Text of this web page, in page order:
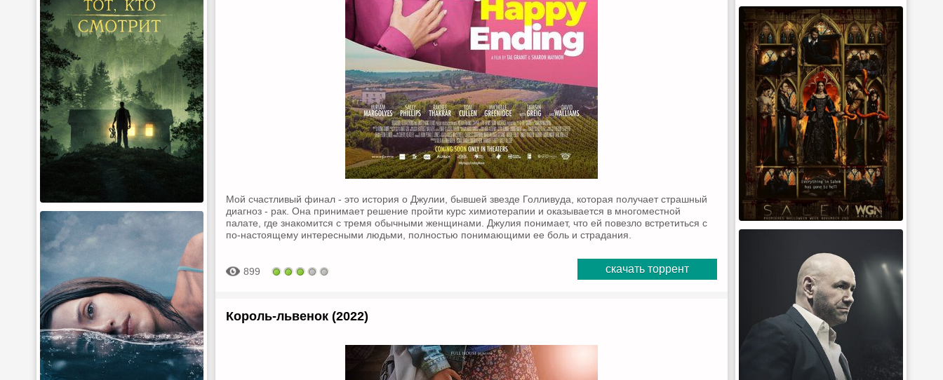
Мой счастливый финал - это история о Джулии, бывшей звезде Голливуда, которая получает страшный
диагноз - рак. Она принимает решение пройти курс химиотерапии и оказывается в многоместной
палате, где знакомится с тремя обычными женщинами. Джулия понимает, что ей повезло встретиться с
по-настоящему интересными людьми, полностью понимающими ее боль и страдания.
899 скачать торрент
Король-львенок (2022)